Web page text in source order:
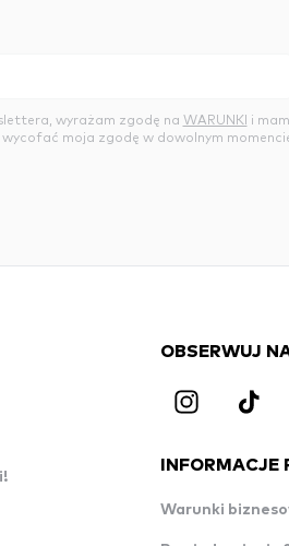
wyrażam zgodę na WARUNKI i
wycofać moja zgodę w dowolnym
OBSERWUJ
INFORMACJE
Warunki